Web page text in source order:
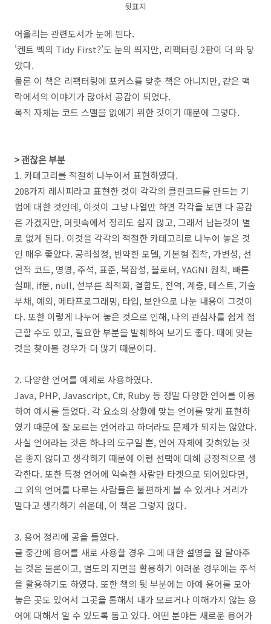
뒷표지
어울리는 관련도서가 눈에 띈다.
'켄트 벡의 Tidy First?'도 눈의 띄지만, 리팩터링 2판이 더 와 닿
았다.
물론 이 책은 리팩터링에 포커스를 맞춘 책은 아니지만, 같은 맥
락에서의 이야기가 많아서 공감이 되었다.
목적 자체는 코드 스멜을 없애기 위한 것이기 때문에 그렇다.
> 괜찮은 부분
1. 카테고리를 적절히 나누어서 표현하였다.
208가지 레시피라고 표현한 것이 각각의 클린코드를 만드는 기
법에 대한 것인데, 이것이 그냥 나열만 하면 각각을 보면 다 공감
은 가겠지만, 머릿속에서 정리도 쉽지 않고, 그래서 남는것이 별
로 없게 된다. 이것을 각각의 적절한 카테고리로 나누어 놓은 것
인 매우 좋았다. 공리설정, 빈약한 모델, 기본형 집착, 가변성, 선
언적 코드, 명명, 주석, 표준, 복잡성, 블로터, YAGNI 원칙, 빠른
실패, if문, null, 섣부른 최적화, 결합도, 전역, 계층, 테스트, 기술
부채, 예외, 메타프로그래밍, 타입, 보안으로 나눈 내용이 그것이
다. 또한 이렇게 나누어 놓은 것으로 인해, 나의 관심사를 쉽게 접
근할 수도 있고, 필요한 부분을 발췌하여 보기도 좋다. 때에 맞는
것을 찾아볼 경우가 더 많기 때문이다.
2. 다양한 언어를 예제로 사용하였다.
Java, PHP, Javascript, C#, Ruby 등 정말 다양한 언어를 이용
하여 예시를 들었다. 각 요소의 상황에 맞는 언어를 맞게 표현하
였기 때문에 잘 모르는 언어라고 하더라도 문제가 되지는 않았다.
사실 언어라는 것은 하나의 도구일 뿐, 언어 자체에 갖혀있는 것
은 좋지 않다고 생각하기 때문에 이런 선택에 대해 긍정적으로 생
각한다. 또한 특정 언어에 익숙한 사람만 타겟으로 되어있다면,
그 외의 언어를 다루는 사람들은 불편하게 볼 수 있거나 거리가
멀다고 생각하기 쉬운데, 이 책은 그렇지 않다.
3. 용어 정리에 공을 들였다.
글 중간에 용어를 새로 사용할 경우 그에 대한 설명을 잘 달아주
는 것은 물론이고, 별도의 지면을 활용하기 어려운 경우에는 주석
을 활용하기도 하였다. 또한 책의 뒷 부분에는 아예 용어를 모아
놓은 곳도 있어서 그곳을 통해서 내가 모르거나 이해가지 않는 용
어에 대해서 알 수 있도록 돕고 있다. 어떤 분야든 새로운 용어가